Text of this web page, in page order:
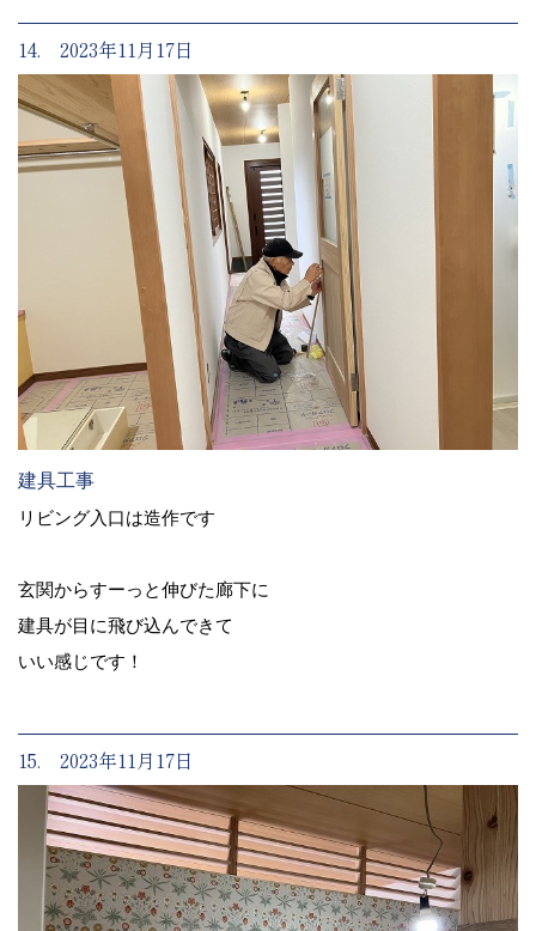
14. 2023年11月17日
建具工事
リビング入口は造作です
玄関からすーっと伸びた廊下に
建具が目に飛び込んできて
いい感じです！
15. 2023年11月17日